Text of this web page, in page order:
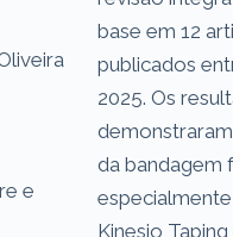
e
base em 12
publicados
2025. Os
da bandagem
Kinesio